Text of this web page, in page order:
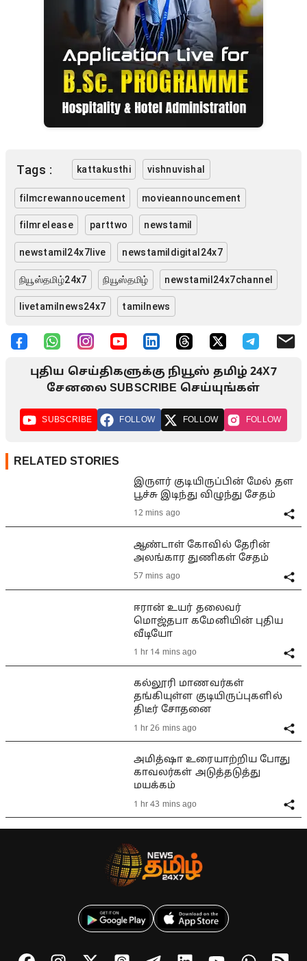
Tags : kattakusthi vishnuvishal
filmcrewannoucement movieannouncement
filmrelease parttwo newstamil
newstamil24x7live newstamildigital24x7
நியூஸ்தமிழ்24x7 நியூஸ்தமிழ் newstamil24x7channel
livetamilnews24x7 tamilnews
புதிய செய்திகளுக்கு நியூஸ் தமிழ் 24X7
சேனலை SUBSCRIBE செய்யுங்கள்
SUBSCRIBE FOLLOW FOLLOW FOLLOW
RELATED STORIES
இருளர் குடியிருப்பின் மேல் தள
பூச்சு இடிந்து விழுந்து சேதம்
12 mins ago
ஆண்டாள் கோவில் தேரின்
அலங்கார துணிகள் சேதம்
57 mins ago
ஈரான் உயர் தலைவர்
மொஜ்தபா கமேனியின் புதிய
வீடியோ
1 hr 14 mins ago
கல்லூரி மாணவர்கள்
தங்கியுள்ள குடியிருப்புகளில்
திடீர் சோதனை
1 hr 26 mins ago
அமித்ஷா உரையாற்றிய போது
காவலர்கள் அடுத்தடுத்து
மயக்கம்
1 hr 43 mins ago